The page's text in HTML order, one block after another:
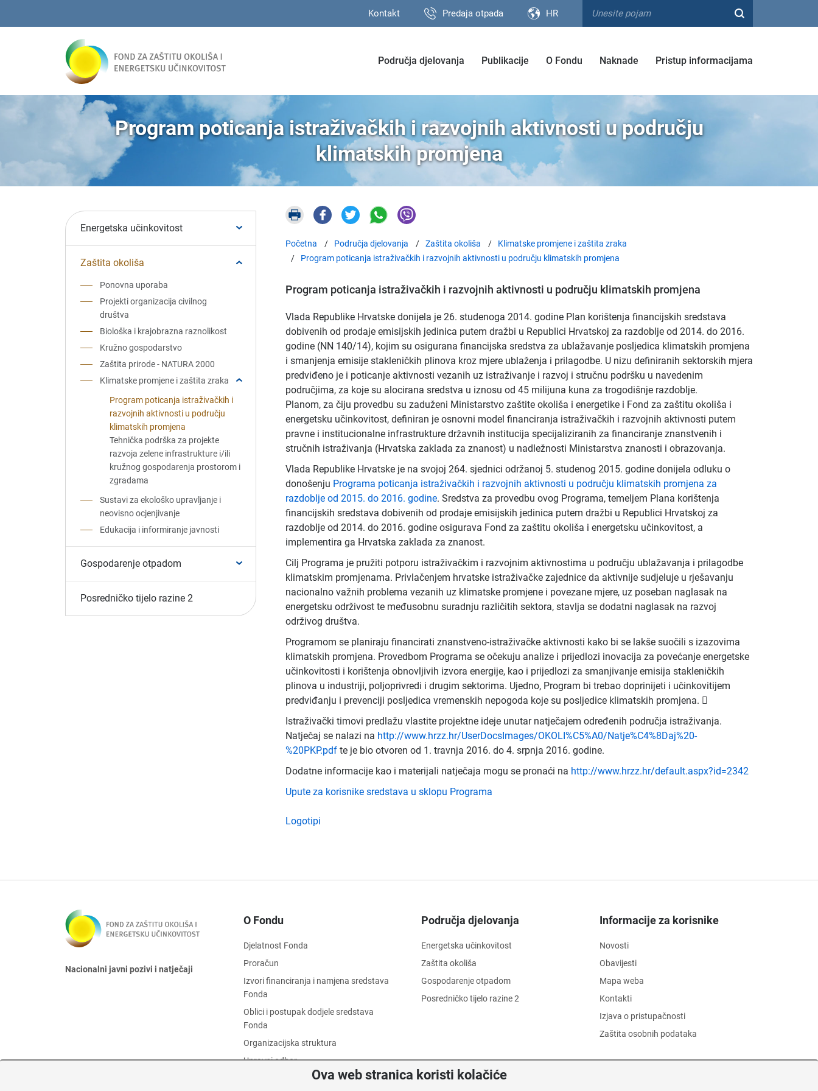
Kontakt Predaja otpada HR
Područja djelovanja Publikacije O Fondu Naknade Pristup informacijama
Program poticanja istraživačkih i razvojnih aktivnosti u području
klimatskih promjena
Energetska učinkovitost
Zaštita okoliša
Ponovna uporaba
Projekti organizacija civilnog
društva
Biološka i krajobrazna raznolikost
Kružno gospodarstvo
Zaštita prirode - NATURA 2000
Klimatske promjene i zaštita zraka
Program poticanja istraživačkih i
razvojnih aktivnosti u području
klimatskih promjena
Tehnička podrška za projekte
razvoja zelene infrastrukture i/ili
kružnog gospodarenja prostorom i
zgradama
Sustavi za ekološko upravljanje i
neovisno ocjenjivanje
Edukacija i informiranje javnosti
Gospodarenje otpadom
Posredničko tijelo razine 2
Početna Područja djelovanja Zaštita okoliša
Klimatske promjene i zaštita zraka
Program poticanja istraživačkih i razvojnih aktivnosti u području klimatskih promjena
Program poticanja istraživačkih i razvojnih aktivnosti u području klimatskih promjena
Vlada Republike Hrvatske donijela je 26. studenoga 2014. godine Plan korištenja financijskih sredstava
dobivenih od prodaje emisijskih jedinica putem dražbi u Republici Hrvatskoj za razdoblje od 2014. do 2016.
godine (NN 140/14), kojim su osigurana financijska sredstva za ublažavanje posljedica klimatskih promjena
i smanjenja emisije stakleničkih plinova kroz mjere ublaženja i prilagodbe. U nizu definiranih sektorskih mjera
predviđeno je i poticanje aktivnosti vezanih uz istraživanje i razvoj i stručnu podršku u navedenim
područjima, za koje su alocirana sredstva u iznosu od 45 milijuna kuna za trogodišnje razdoblje.
Planom, za čiju provedbu su zaduženi Ministarstvo zaštite okoliša i energetike i Fond za zaštitu okoliša i
energetsku učinkovitost, definiran je osnovni model financiranja istraživačkih i razvojnih aktivnosti putem
pravne i institucionalne infrastrukture državnih institucija specijaliziranih za financiranje znanstvenih i
stručnih istraživanja (Hrvatska zaklada za znanost) u nadležnosti Ministarstva znanosti i obrazovanja.
Vlada Republike Hrvatske je na svojoj 264. sjednici održanoj 5. studenog 2015. godine donijela odluku o
donošenju Programa poticanja istraživačkih i razvojnih aktivnosti u području klimatskih promjena za
razdoblje od 2015. do 2016. godine. Sredstva za provedbu ovog Programa, temeljem Plana korištenja
financijskih sredstava dobivenih od prodaje emisijskih jedinica putem dražbi u Republici Hrvatskoj za
razdoblje od 2014. do 2016. godine osigurava Fond za zaštitu okoliša i energetsku učinkovitost, a
implementira ga Hrvatska zaklada za znanost.
Cilj Programa je pružiti potporu istraživačkim i razvojnim aktivnostima u području ublažavanja i prilagodbe
klimatskim promjenama. Privlačenjem hrvatske istraživačke zajednice da aktivnije sudjeluje u rješavanju
nacionalno važnih problema vezanih uz klimatske promjene i povezane mjere, uz poseban naglasak na
energetsku održivost te međusobnu suradnju različitih sektora, stavlja se dodatni naglasak na razvoj
održivog društva.
Programom se planiraju financirati znanstveno-istraživačke aktivnosti kako bi se lakše suočili s izazovima
klimatskih promjena. Provedbom Programa se očekuju analize i prijedlozi inovacija za povećanje energetske
učinkovitosti i korištenja obnovljivih izvora energije, kao i prijedlozi za smanjivanje emisija stakleničkih
plinova u industriji, poljoprivredi i drugim sektorima. Ujedno, Program bi trebao doprinijeti i učinkovitijem
predviđanju i prevenciji posljedica vremenskih nepogoda koje su posljedice klimatskih promjena. 
Istraživački timovi predlažu vlastite projektne ideje unutar natječajem određenih područja istraživanja.
Natječaj se nalazi na http://www.hrzz.hr/UserDocsImages/OKOLI%C5%A0/Natje%C4%8Daj%20-
%20PKP.pdfte je bio otvoren od 1. travnja 2016. do 4. srpnja 2016. godine.
Dodatne informacije kao i materijali natječaja mogu se pronaći na http://www.hrzz.hr/default.aspx?id=2342
Upute za korisnike sredstava u sklopu Programa
Logotipi
Nacionalni javni pozivi i natječaji
O Fondu
Djelatnost Fonda
Proračun
Izvori financiranja i namjena sredstava
Fonda
Oblici i postupak dodjele sredstava
Fonda
Organizacijska struktura
Upravni odbor
Zaštita dostojanstva radnika
Područja djelovanja
Energetska učinkovitost
Zaštita okoliša
Gospodarenje otpadom
Posredničko tijelo razine 2
Informacije za korisnike
Novosti
Obavijesti
Mapa weba
Kontakti
Izjava o pristupačnosti
Zaštita osobnih podataka
Ova web stranica koristi kolačiće